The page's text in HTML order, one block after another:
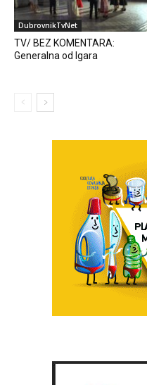
DubrovnikTvNet
TV/ BEZ KOMENTARA:
Generalna od Igara